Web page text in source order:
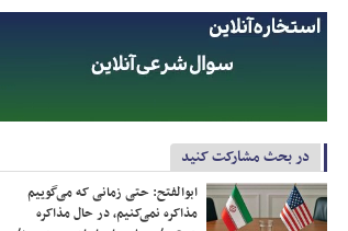
در بحث مشارکت کنید
ابوالفتح: حتی زمانی که می‌گوییم
مذاکره نمی‌کنیم، در حال مذاکره